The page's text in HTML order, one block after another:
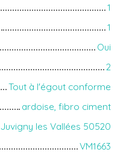
1
1
Oui
2
Tout à l'égout conforme
ardoise, fibro ciment
Juvigny les Vallées 50520
VM1663